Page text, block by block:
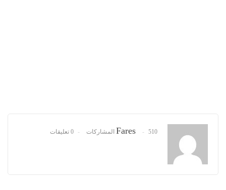
Fares 510 المشاركات 0 تعليقات